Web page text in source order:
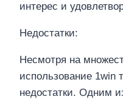
интерес и
Недостатки:
Несмотря на
использование 1win
недостатки. Одним